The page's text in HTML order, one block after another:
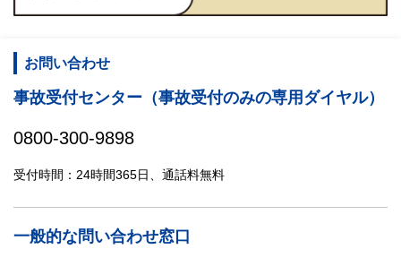
お問い合わせ
事故受付センター（事故受付のみの専用ダイヤル）
0800-300-9898
受付時間：24時間365日、通話料無料
一般的な問い合わせ窓口